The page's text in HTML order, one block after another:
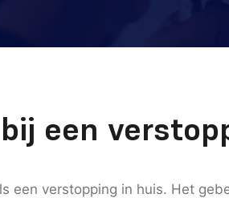
een
een verstopping in huis. Het